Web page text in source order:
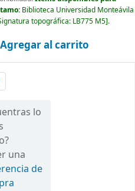
Biblioteca Universidad Monteávila
topográfica: LB775 M5 .
Agregar al carrito
lo
una
de